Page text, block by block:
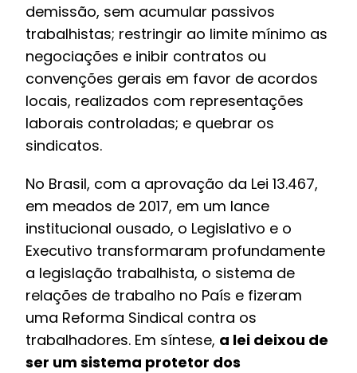
demissão, sem acumular passivos
trabalhistas; restringir ao limite mínimo as
negociações e inibir contratos ou
convenções gerais em favor de acordos
locais, realizados com representações
laborais controladas; e quebrar os
sindicatos.
No Brasil, com a aprovação da Lei 13.467,
em meados de 2017, em um lance
institucional ousado, o Legislativo e o
Executivo transformaram profundamente
a legislação trabalhista, o sistema de
relações de trabalho no País e fizeram
uma Reforma Sindical contra os
trabalhadores. Em síntese, a lei deixou de
ser um sistema protetor dos